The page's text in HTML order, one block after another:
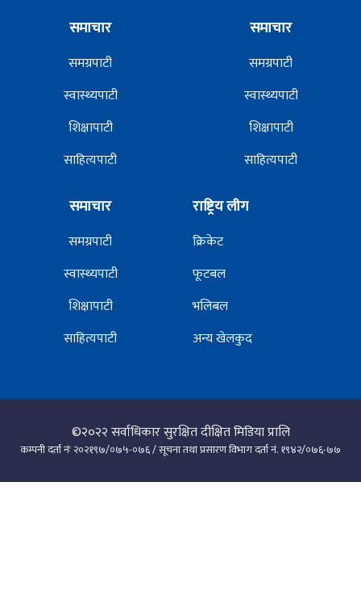
समाचार
समग्रपाटी
स्वास्थ्यपाटी
शिक्षापाटी
साहित्यपाटी
समाचार
समग्रपाटी
स्वास्थ्यपाटी
शिक्षापाटी
साहित्यपाटी
समाचार
समग्रपाटी
स्वास्थ्यपाटी
शिक्षापाटी
साहित्यपाटी
राष्ट्रिय लीग
क्रिकेट
फूटबल
भलिबल
अन्य खेलकुद
©२०२२सर्वाधिकार सुरक्षित दीक्षित मिडिया प्रालि
कम्पनी दर्ता नंः २०२१९७/०७५-०७६ / सूचना तथा प्रसारण विभाग दर्ता नं. १९४२/०७६-७७